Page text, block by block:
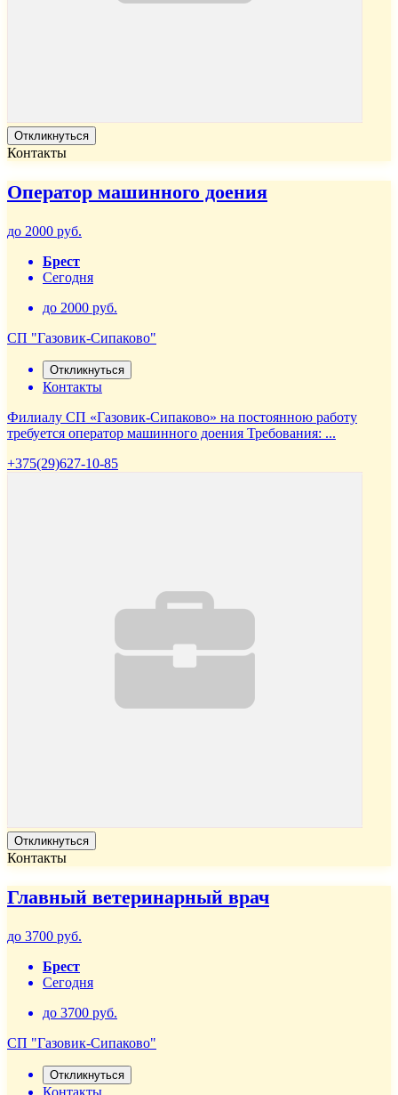
Откликнуться
Контакты
Оператор машинного доения
до 2000 руб.
Брест
Сегодня
до 2000 руб.
СП "Газовик-Сипаково"
Откликнуться
Контакты
Филиалу СП «Газовик-Сипаково» на постоянною работу
требуется оператор машинного доения Требования: ...
+375(29)627-10-85
Откликнуться
Контакты
Главный ветеринарный врач
до 3700 руб.
Брест
Сегодня
до 3700 руб.
СП "Газовик-Сипаково"
Откликнуться